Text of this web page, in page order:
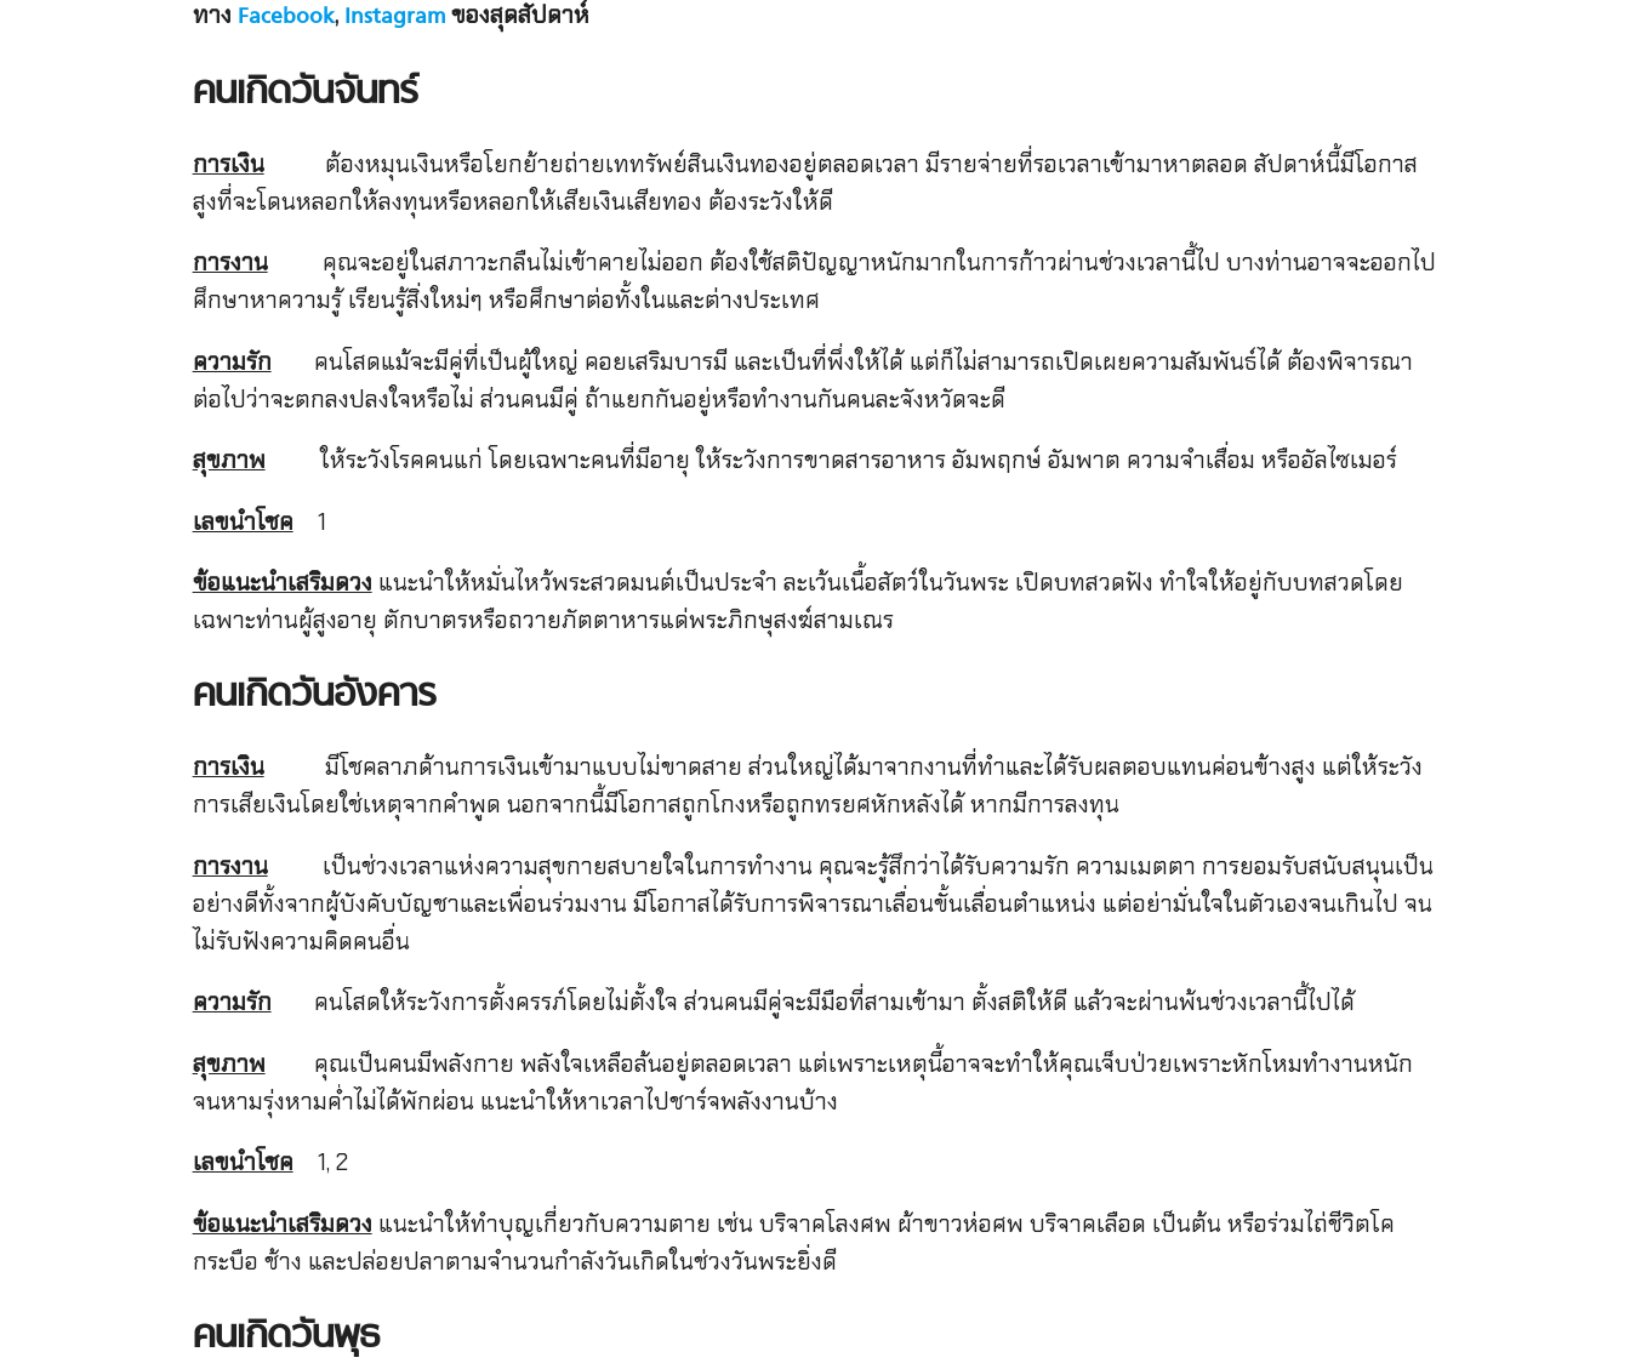
ทาง Facebook, Instagram ของสุดสัปดาห์
คนเกิดวันจันทร์
การเงินต้องหมุนเงินหรือโยกย้ายถ่ายเททรัพย์สินเงินทองอยู่ตลอดเวลา มีรายจ่ายที่รอเวลาเข้ามาหาตลอด สัปดาห์นี้มีโอกาส
สูงที่จะโดนหลอกให้ลงทุนหรือหลอกให้เสียเงินเสียทอง ต้องระวังให้ดี
การงานคุณจะอยู่ในสภาวะกลืนไม่เข้าคายไม่ออก ต้องใช้สติปัญญาหนักมากในการก้าวผ่านช่วงเวลานี้ไป บางท่านอาจจะออกไป
ศึกษาหาความรู้ เรียนรู้สิ่งใหม่ๆ หรือศึกษาต่อทั้งในและต่างประเทศ
ความรัก คนโสดแม้จะมีคู่ที่เป็นผู้ใหญ่ คอยเสริมบารมี และเป็นที่พึ่งให้ได้ แต่ก็ไม่สามารถเปิดเผยความสัมพันธ์ได้ ต้องพิจารณา
ต่อไปว่าจะตกลงปลงใจหรือไม่ ส่วนคนมีคู่ ถ้าแยกกันอยู่หรือทำงานกันคนละจังหวัดจะดี
สุขภาพ ให้ระวังโรคคนแก่ โดยเฉพาะคนที่มีอายุ ให้ระวังการขาดสารอาหาร อัมพฤกษ์ อัมพาต ความจำเสื่อม หรืออัลไซเมอร์
เลขนำโชค 1
ข้อแนะนำเสริมดวง แนะนำให้หมั่นไหว้พระสวดมนต์เป็นประจำ ละเว้นเนื้อสัตว์ในวันพระ เปิดบทสวดฟัง ทำใจให้อยู่กับบทสวดโดย
เฉพาะท่านผู้สูงอายุ ตักบาตรหรือถวายภัตตาหารแด่พระภิกษุสงฆ์สามเณร
คนเกิดวันอังคาร
การเงินมีโชคลาภด้านการเงินเข้ามาแบบไม่ขาดสาย ส่วนใหญ่ได้มาจากงานที่ทำและได้รับผลตอบแทนค่อนข้างสูง แต่ให้ระวัง
การเสียเงินโดยใช่เหตุจากคำพูด นอกจากนี้มีโอกาสถูกโกงหรือถูกทรยศหักหลังได้ หากมีการลงทุน
การงานเป็นช่วงเวลาแห่งความสุขกายสบายใจในการทำงาน คุณจะรู้สึกว่าได้รับความรัก ความเมตตา การยอมรับสนับสนุนเป็น
อย่างดีทั้งจากผู้บังคับบัญชาและเพื่อนร่วมงาน มีโอกาสได้รับการพิจารณาเลื่อนขั้นเลื่อนตำแหน่ง แต่อย่ามั่นใจในตัวเองจนเกินไป จน
ไม่รับฟังความคิดคนอื่น
ความรัก คนโสดให้ระวังการตั้งครรภ์โดยไม่ตั้งใจ ส่วนคนมีคู่จะมีมือที่สามเข้ามา ตั้งสติให้ดี แล้วจะผ่านพ้นช่วงเวลานี้ไปได้
สุขภาพ คุณเป็นคนมีพลังกาย พลังใจเหลือล้นอยู่ตลอดเวลา แต่เพราะเหตุนี้อาจจะทำให้คุณเจ็บป่วยเพราะหักโหมทำงานหนัก
จนหามรุ่งหามค่ำไม่ได้พักผ่อน แนะนำให้หาเวลาไปชาร์จพลังงานบ้าง
เลขนำโชค 1, 2
ข้อแนะนำเสริมดวง แนะนำให้ทำบุญเกี่ยวกับความตาย เช่น บริจาคโลงศพ ผ้าขาวห่อศพ บริจาคเลือด เป็นต้น หรือร่วมไถ่ชีวิตโค
กระบือ ช้าง และปล่อยปลาตามจำนวนกำลังวันเกิดในช่วงวันพระยิ่งดี
คนเกิดวันพุธ